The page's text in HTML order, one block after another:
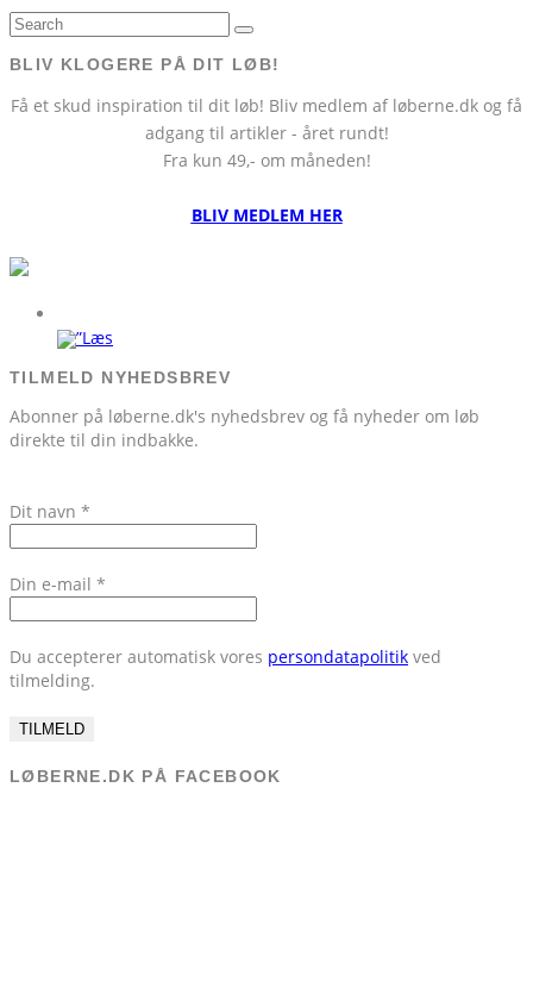
BLIV KLOGERE PÅ DIT LØB!
Få et skud inspiration til dit løb! Bliv medlem af løberne.dk og få
adgang til artikler - året rundt!
Fra kun 49,- om måneden!
BLIV MEDLEM HER
TILMELD NYHEDSBREV
Abonner på løberne.dk's nyhedsbrev og få nyheder om løb
direkte til din indbakke.
Dit navn *
Din e-mail *
Du accepterer automatisk vores persondatapolitik ved
tilmelding.
LØBERNE.DK PÅ FACEBOOK